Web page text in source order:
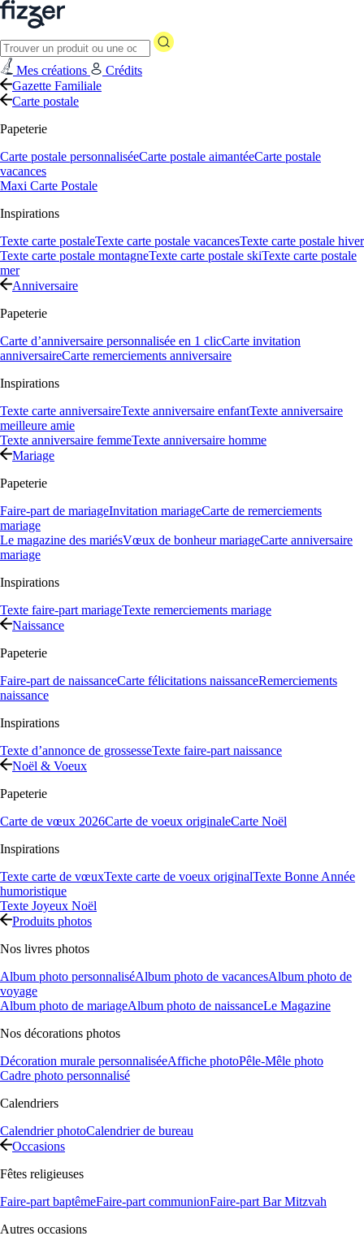
Mes créations
Crédits
Gazette Familiale
Carte postale
Papeterie
Carte postale personnaliséeCarte postale aimantéeCarte postale
vacances
Maxi Carte Postale
Inspirations
Texte carte postaleTexte carte postale vacancesTexte carte postale hiver
Texte carte postale montagneTexte carte postale skiTexte carte postale
mer
Anniversaire
Papeterie
Carte d’anniversaire personnalisée en 1 clicCarte invitation
anniversaireCarte remerciements anniversaire
Inspirations
Texte carte anniversaireTexte anniversaire enfantTexte anniversaire
meilleure amie
Texte anniversaire femmeTexte anniversaire homme
Mariage
Papeterie
Faire-part de mariageInvitation mariageCarte de remerciements
mariage
Le magazine des mariésVœux de bonheur mariageCarte anniversaire
mariage
Inspirations
Texte faire-part mariageTexte remerciements mariage
Naissance
Papeterie
Faire-part de naissanceCarte félicitations naissanceRemerciements
naissance
Inspirations
Texte d’annonce de grossesseTexte faire-part naissance
Noël & Voeux
Papeterie
Carte de vœux 2026Carte de voeux originaleCarte Noël
Inspirations
Texte carte de vœuxTexte carte de voeux originalTexte Bonne Année
humoristique
Texte Joyeux Noël
Produits photos
Nos livres photos
Album photo personnaliséAlbum photo de vacancesAlbum photo de
voyage
Album photo de mariageAlbum photo de naissanceLe Magazine
Nos décorations photos
Décoration murale personnaliséeAffiche photoPêle-Mêle photo
Cadre photo personnalisé
Calendriers
Calendrier photoCalendrier de bureau
Occasions
Fêtes religieuses
Faire-part baptêmeFaire-part communionFaire-part Bar Mitzvah
Autres occasions